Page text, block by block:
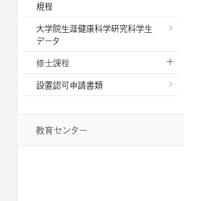
規程
大学院生涯健康科学研究科学生
データ
修士課程
設置認可申請書類
教育センター